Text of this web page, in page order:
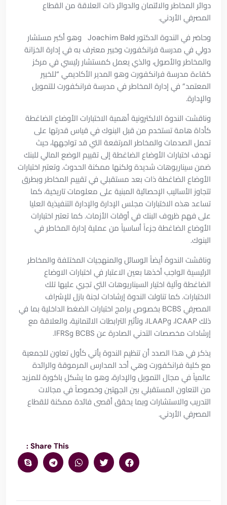
دوائر المخاطر والائتمان والدوائر ذات العلاقة من القطاع
المصرفي الأردني.
وحاضر في الندوة الدكتور Joachim Bald وهو أكبر مستشار
دولي في مدرسة فرانكفورت وخبير معترف به في إدارة الخزانة
والمخاطر والأصول، والذي يعمل كمستشار رئيسي في مركز
كفاءة مدرسة فرانكفورت وهو المدير الأكاديمي “للخبير
المعتمد” في إدارة المخاطر في مدرسة فرانكفورت للتمويل
والإدارة.
وناقشت الندوة الالكترونية أهمية الاختبارات الأوضاع الضاغطة
كأداة هامة تستخدم من قبل البنوك في قياس قدرتها على
تحمل الصدمات والمخاطر المرتفعة التي قد تواجهها، حيث
تهدف اختبارات الأوضاع الضاغطة إلى تقييم الوضع المالي للبنك
ضمن سيناريوهات شديدة ولكنها ممكنة الحدوث. وتعتبر اختبارات
الأوضاع الضاغطة ذات بعد مستقبلي في تقييم المخاطر وبطرق
تتجاوز الأساليب الإحصائية المبنية على معلومات تاريخية، كما
تساعد هذه الاختبارات مجلس الإدارة والإدارة التنفيذية العليا
على فهم ظروف البنك في أوقات الأزمات. كما تعتبر اختبارات
الأوضاع الضاغطة جزءاً أساسياً من عملية إدارة المخاطر في
البنوك.
وناقشت الندوة أيضاً الوسائل والمنهجيات المختلفة والمخاطر
الرئيسية الواجب أخذها بعين الاعتبار في اختبارات الاوضاع
الضاغطة وآلية اختيار السيناريوهات التي تجري عليها تلك
الاختبارات. كما تناولت الندوة إرشادات لجنة بازل للإشراف
المصرفي BCBS بخصوص برامج اختبارات الضغط الداخلية بما في
ذلك ICAAP، وILAAP، وتأثير الترابطات الائتمانية، والعلاقة مع
إرشادات مخصصات التدني الصادرة عن BCBS وIFRS.
يذكر في هذا الصدد أن تنظيم الندوة يأتي كأول تعاون للجمعية
مع كلية فرانكفورت وهي أحد المدارس المرموقة والرائدة
عالمياً في مجال التمويل والإدارة، وهو ما يشكل باكورة للمزيد
من التعاون المستقبلي بين الجهتين وخصوصاً في مجالات
التدريب والاستشارات وبما يحقق أقصى فائدة ممكنة للقطاع
المصرفي الأردني.
Share This :